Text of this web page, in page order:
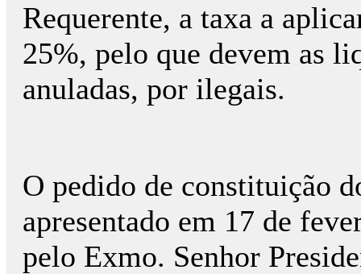
Requerente, a taxa a
25%, pelo que devem as
anuladas, por ilegais.
O pedido de constituição
apresentado em 17 de
pelo Exmo. Senhor